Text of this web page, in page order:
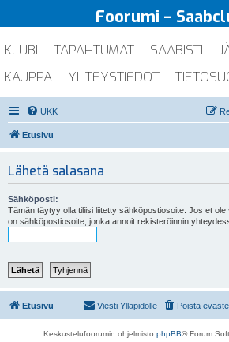
Foorumi –
KLUBI TAPAHTUMAT SAABISTI
KAUPPA
YHTEYSTIEDOT
UKK
Etusivu
Lähetä salasana
Sähköposti:
Tämän täytyy olla tiliisi liitetty sähköpostiosoite. Jos et
on sähköpostiosoite, jonka annoit rekisteröinnin
Etusivu Poista
Viesti Ylläpidolle
Keskustelufoorumin ohjelmisto phpBB® Forum